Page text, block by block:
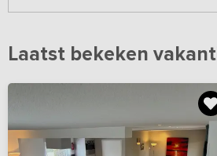
Laatst bekeken